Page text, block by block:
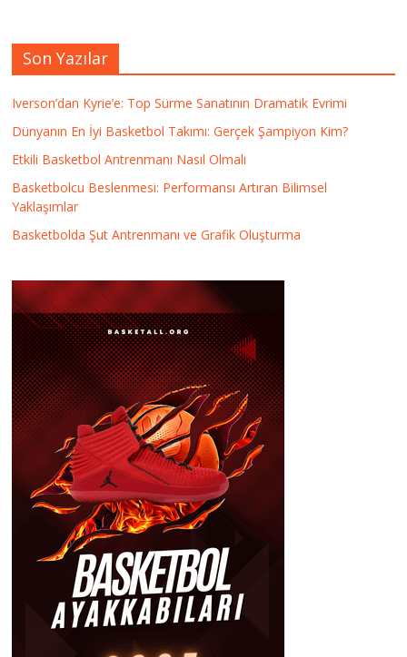
Son Yazılar
Iverson’dan Kyrie’e: Top Sürme Sanatının Dramatik Evrimi
Dünyanın En İyi Basketbol Takımı: Gerçek Şampiyon Kim?
Etkili Basketbol Antrenmanı Nasıl Olmalı
Basketbolcu Beslenmesi: Performansı Artıran Bilimsel
Yaklaşımlar
Basketbolda Şut Antrenmanı ve Grafik Oluşturma